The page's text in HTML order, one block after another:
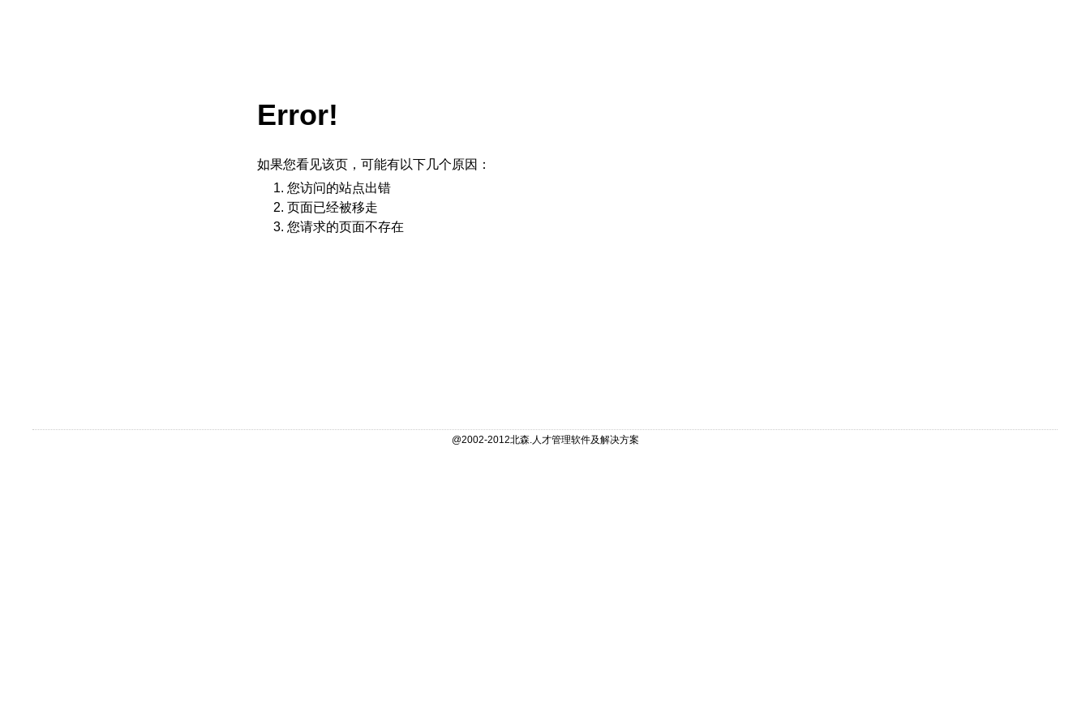
Error!
如果您看见该页，可能有以下几个原因：
您访问的站点出错
页面已经被移走
您请求的页面不存在
@2002-2012北森.人才管理软件及解决方案